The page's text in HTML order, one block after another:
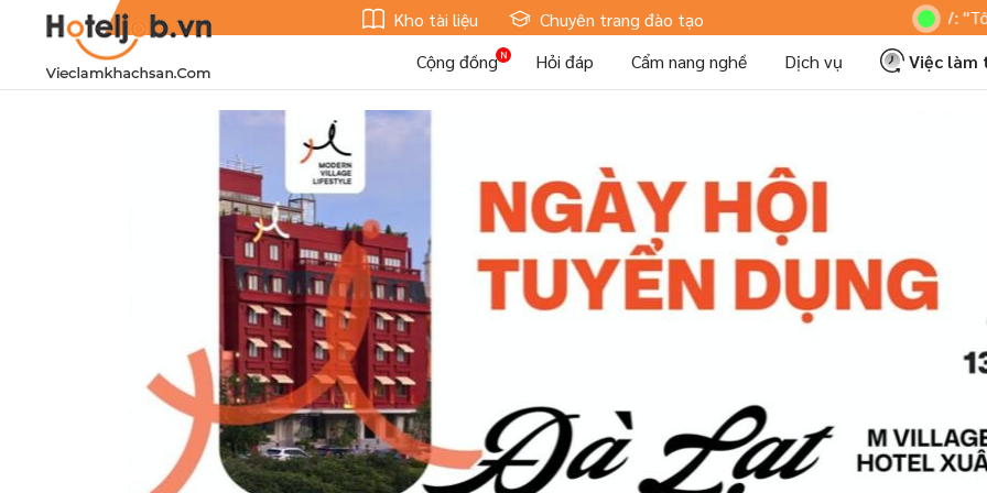
Kho tài liệu Chuyên trang đào tạo Hoteljob MV: "Tôi Là
Cộng đồng
Hỏi đáp Cẩm nang nghề Dịch vụ
Việc làm